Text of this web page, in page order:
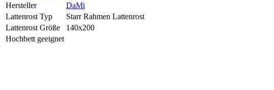
Hersteller
DaMi
Lattenrost Typ
Starr Rahmen Lattenrost
Lattenrost Größe
140x200
Hochbett geeignet